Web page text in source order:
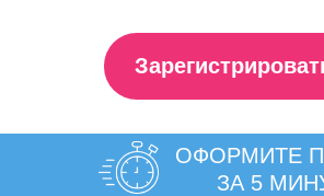
ОФОРМИТЕ
ЗА 5